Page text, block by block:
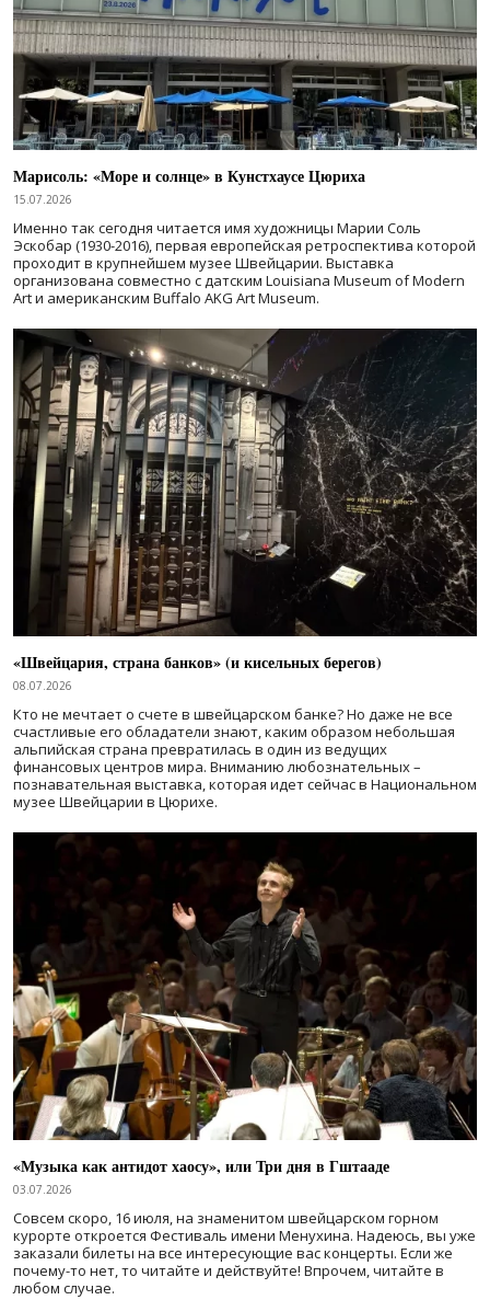
Марисоль: «Море и солнце» в Кунстхаусе Цюриха
15.07.2026
Именно так сегодня читается имя художницы Марии Соль
Эскобар (1930-2016), первая европейская ретроспектива которой
проходит в крупнейшем музее Швейцарии. Выставка
организована совместно с датским Louisiana Museum of Modern
Art и американским Buffalo AKG Art Museum.
«Швейцария, страна банков» (и кисельных берегов)
08.07.2026
Кто не мечтает о счете в швейцарском банке? Но даже не все
счастливые его обладатели знают, каким образом небольшая
альпийская страна превратилась в один из ведущих
финансовых центров мира. Вниманию любознательных –
познавательная выставка, которая идет сейчас в Национальном
музее Швейцарии в Цюрихе.
«Музыка как антидот хаосу», или Три дня в Гштааде
03.07.2026
Совсем скоро, 16 июля, на знаменитом швейцарском горном
курорте откроется Фестиваль имени Менухина. Надеюсь, вы уже
заказали билеты на все интересующие вас концерты. Если же
почему-то нет, то читайте и действуйте! Впрочем, читайте в
любом случае.